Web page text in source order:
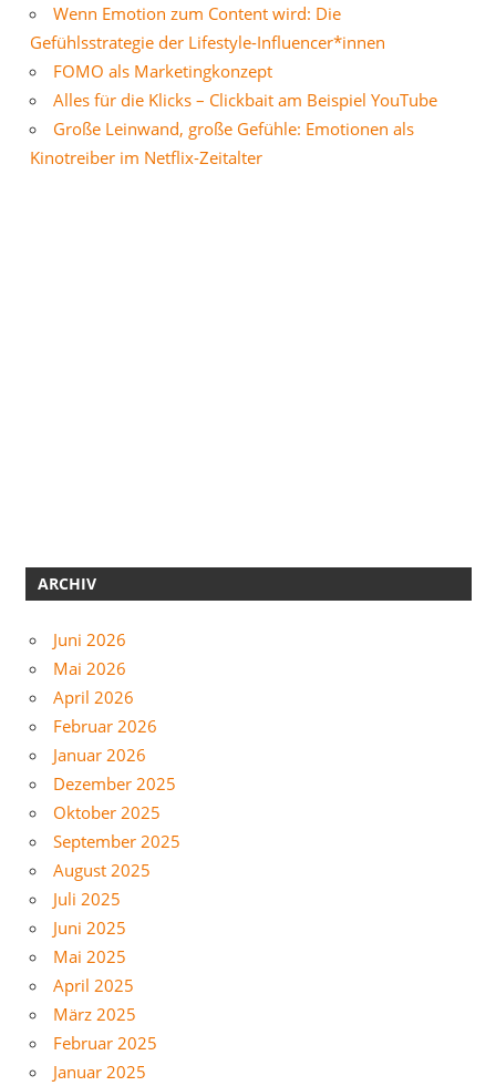
Wenn Emotion zum Content wird: Die
Gefühlsstrategie der Lifestyle-Influencer*innen
FOMO als Marketingkonzept
Alles für die Klicks – Clickbait am Beispiel YouTube
Große Leinwand, große Gefühle: Emotionen als
Kinotreiber im Netflix-Zeitalter
ARCHIV
Juni 2026
Mai 2026
April 2026
Februar 2026
Januar 2026
Dezember 2025
Oktober 2025
September 2025
August 2025
Juli 2025
Juni 2025
Mai 2025
April 2025
März 2025
Februar 2025
Januar 2025